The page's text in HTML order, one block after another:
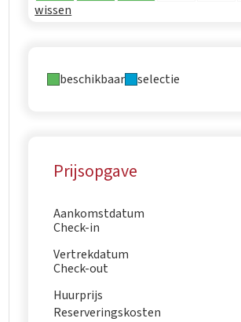
wissen
beschikbaar selectie
Prijsopgave
Aankomstdatum
Check-in
Vertrekdatum
Check-out
Huurprijs
Reserveringskosten